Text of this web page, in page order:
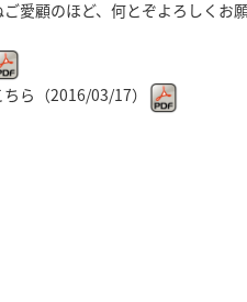
愛顧のほど、何とぞよろしくお
ら（2016/03/17）